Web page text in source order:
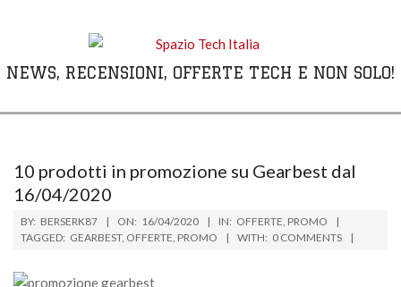
NEWS, RECENSIONI, OFFERTE TECH E NON SOLO!
Menu10 prodotti in promozione su Gearbest dal
16/04/2020
BY: BERSERK87 ON: 16/04/2020 IN: OFFERTE PROMO
TAGGED: GEARBEST, OFFERTE PROMO WITH: 0 COMMENTS